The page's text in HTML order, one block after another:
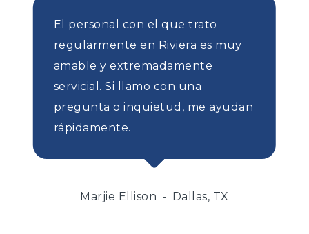
El personal con el que trato
regularmente en Riviera es muy
amable y extremadamente
servicial. Si llamo con una
pregunta o inquietud, me ayudan
rápidamente.
Marjie Ellison Dallas, TX